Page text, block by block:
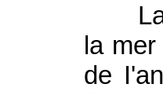
La
la
de